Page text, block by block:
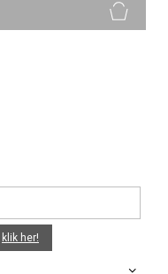
klik her!